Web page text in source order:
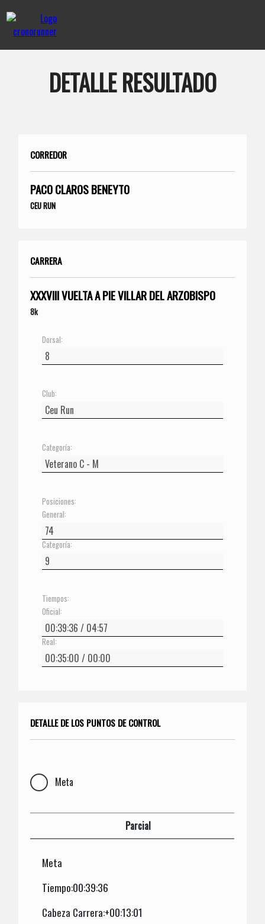
DETALLE RESULTADO
CORREDOR
PACO CLAROS BENEYTO
CEU RUN
CARRERA
XXXVIII VUELTA A PIE VILLAR DEL ARZOBISPO
8k
Dorsal:
Club:
Categoría:
Posiciones:
General:
Categoría:
Tiempos:
Oficial:
Real:
DETALLE DE LOS PUNTOS DE CONTROL
Meta
Parcial
Meta
Tiempo:00:39:36
Cabeza Carrera:+00:13:01